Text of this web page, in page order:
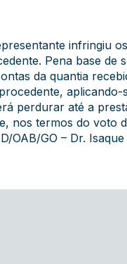
infringiu
Pena base de
da quantia
perdurar até a
nos termos do voto
OAB/GO – Dr.